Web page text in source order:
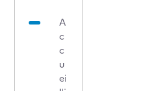
A
c
c
u
ei